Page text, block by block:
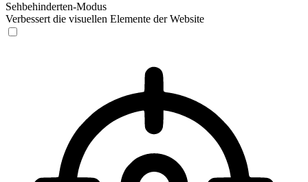
Sehbehinderten-Modus
Verbessert die visuellen Elemente der Website